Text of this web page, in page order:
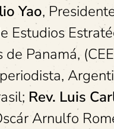
Yao,
Estudios
de Panamá,
Rev. Luis
Arnulfo